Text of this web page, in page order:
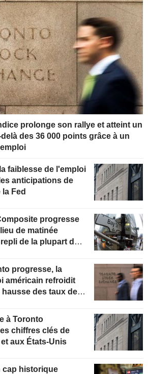
prolonge son rallye et atteint un
des 36 000 points grâce à un
faiblesse de l'emploi
anticipations de
Fed
progresse
de matinée
de la plupart des
progresse, la
américain refroidit
des taux de la
à Toronto
chiffres clés de
aux États-Unis
cap historique